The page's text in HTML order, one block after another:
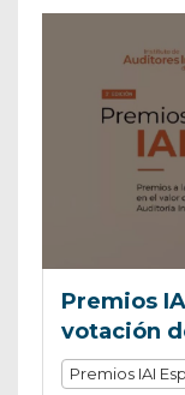
Premios
votación
Premios IAI